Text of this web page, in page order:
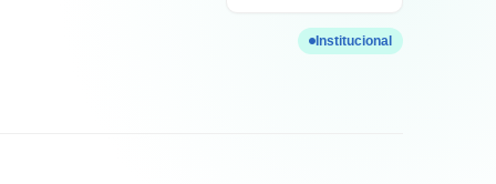
Institucional